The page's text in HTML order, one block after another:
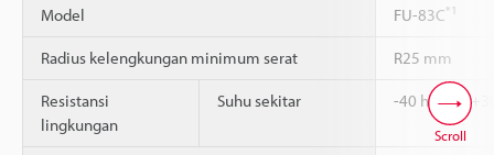
Model FU-83C*1
Radius kelengkungan minimum serat R25 mm
Resistansi
lingkungan
Suhu sekitar -40 hingga
Scroll